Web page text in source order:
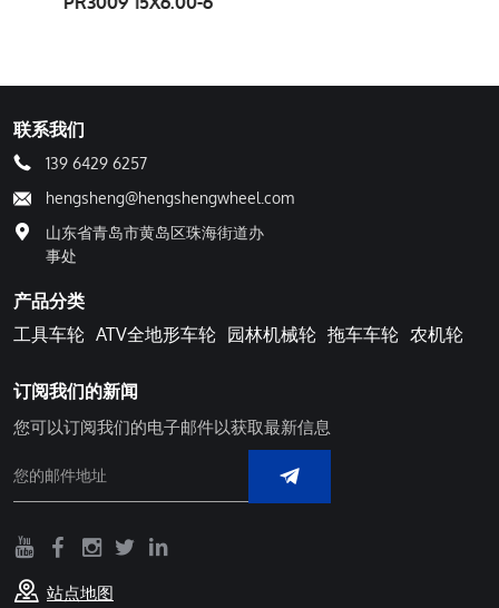
联系我们
139 6429 6257
hengsheng@hengshengwheel.com
山东省青岛市黄岛区珠海街道办
事处
产品分类
工具车轮 ATV全地形车轮 园林机械轮 拖车车轮 农机轮
订阅我们的新闻
您可以订阅我们的电子邮件以获取最新信息
站点地图